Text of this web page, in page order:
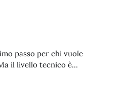
passo per chi vuole
il livello tecnico è